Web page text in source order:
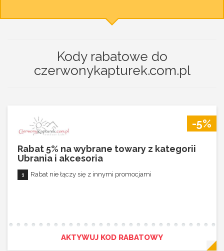
Kody rabatowe do
czerwonykapturek.com.pl
-5%
Rabat 5% na wybrane towary z kategorii
Ubrania i akcesoria
Rabat nie łączy się z innymi promocjami
AKTYWUJ KOD RABATOWY